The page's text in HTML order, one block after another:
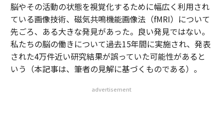
脳やその活動の状態を視覚化するために幅広く利用され
ている画像技術、磁気共鳴機能画像法（fMRI）について
先ごろ、ある大きな発見があった。良い発見ではない。
私たちの脳の働きについて過去15年間に実施され、発表
された4万件近い研究結果が誤っていた可能性があると
いう（本記事は、筆者の見解に基づくものである）。
advertisement